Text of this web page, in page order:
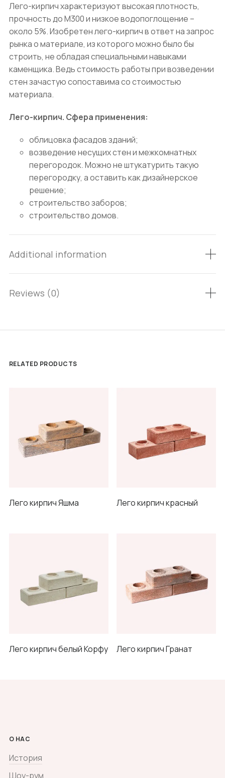
Лего-кирпич характеризуют высокая плотность,
прочность до М300 и низкое водопоглощение –
около 5%. Изобретен лего-кирпич в ответ на запрос
рынка о материале, из которого можно было бы
строить, не обладая специальными навыками
каменщика. Ведь стоимость работы при возведении
стен зачастую сопоставима со стоимостью
материала.
Лего-кирпич. Сфера применения:
облицовка фасадов зданий;
возведение несущих стен и межкомнатных
перегородок. Можно не штукатурить такую
перегородку, а оставить как дизайнерское
решение;
строительство заборов;
строительство домов.
Additional information
Reviews (0)
RELATED PRODUCTS
Лего кирпич Яшма Лего кирпич красный
Лего кирпич белый Корфу Лего кирпич Гранат
О НАС
История
Шоу-рум